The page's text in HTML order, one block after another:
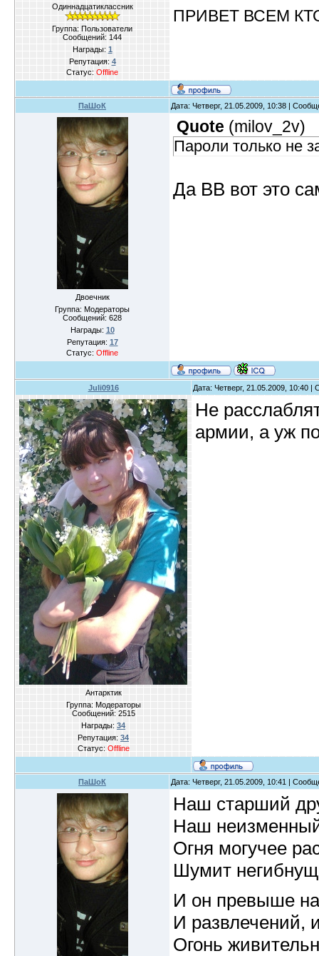
Одиннадцатиклассник
Группа: Пользователи
Сообщений: 144
Награды: 1
Репутация: 4
Статус: Offline
ПРИВЕТ ВСЕМ
ПаШоК Дата: Четверг, 21.05.2009, 10:38 |
Двоечник
Группа: Модераторы
Сообщений: 628
Награды: 10
Репутация: 17
Статус: Offline
Quote (milov_2v)
Пароли только не
Да ВВ вот это
Juli0916 Дата: Четверг, 21.05.2009, 10:40
Антарктик
Группа: Модераторы
Сообщений: 2515
Награды: 34
Репутация: 34
Статус: Offline
Не
армии, а уж
ПаШоК Дата: Четверг, 21.05.2009, 10:41 |
Наш старший
Наш
Огня могучее
Шумит
И он превыше
И развлечений,
Огонь